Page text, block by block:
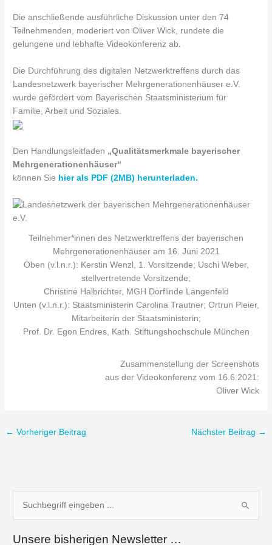
Die anschließende ausführliche Diskussion unter den 74
Teilnehmenden, moderiert von Oliver Wick, rundete die
gelungene und lebhafte Videokonferenz ab.
Die Durchführung des digitalen Netzwerktreffens durch das
Landesnetzwerk bayerischer Mehrgenerationenhäuser e.V.
wurde gefördert vom Bayerischen Staatsministerium für
Familie, Arbeit und Soziales.
Den Handlungsleitfaden „Qualitätsmerkmale bayerischer
Mehrgenerationenhäuser“
können Sie hier als PDF (2MB) herunterladen.
Teilnehmer*innen des Netzwerktreffens der bayerischen
Mehrgenerationenhäuser am 16. Juni 2021
Oben (v.l.n.r.): Kerstin Wenzl, 1. Vorsitzende; Uschi Weber,
stellvertretende Vorsitzende;
Christine Halbrichter, MGH Dorflinde Langenfeld
Unten (v.l.n.r.): Staatsministerin Carolina Trautner; Ortrun Pleier,
Mitarbeiterin der Staatsministerin;
Prof. Dr. Egon Endres, Kath. Stiftungshochschule München
Zusammenstellung der Screenshots
aus der Videokonferenz vom 16.6.2021:
Oliver Wick
← Vorheriger Beitrag Nächster Beitrag →
c
Unsere bisherigen Newsletter …